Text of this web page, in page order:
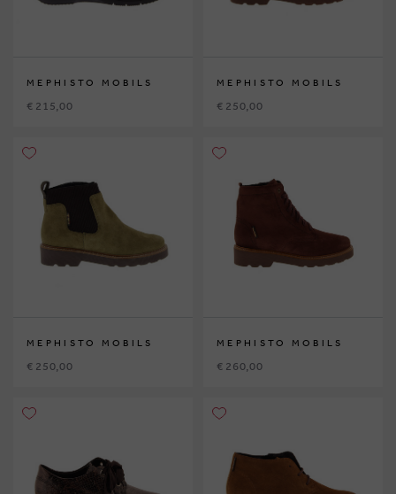
MEPHISTO MOBILS
€ 215,00
MEPHISTO MOBILS
€ 250,00
MEPHISTO MOBILS
€ 250,00
MEPHISTO MOBILS
€ 260,00